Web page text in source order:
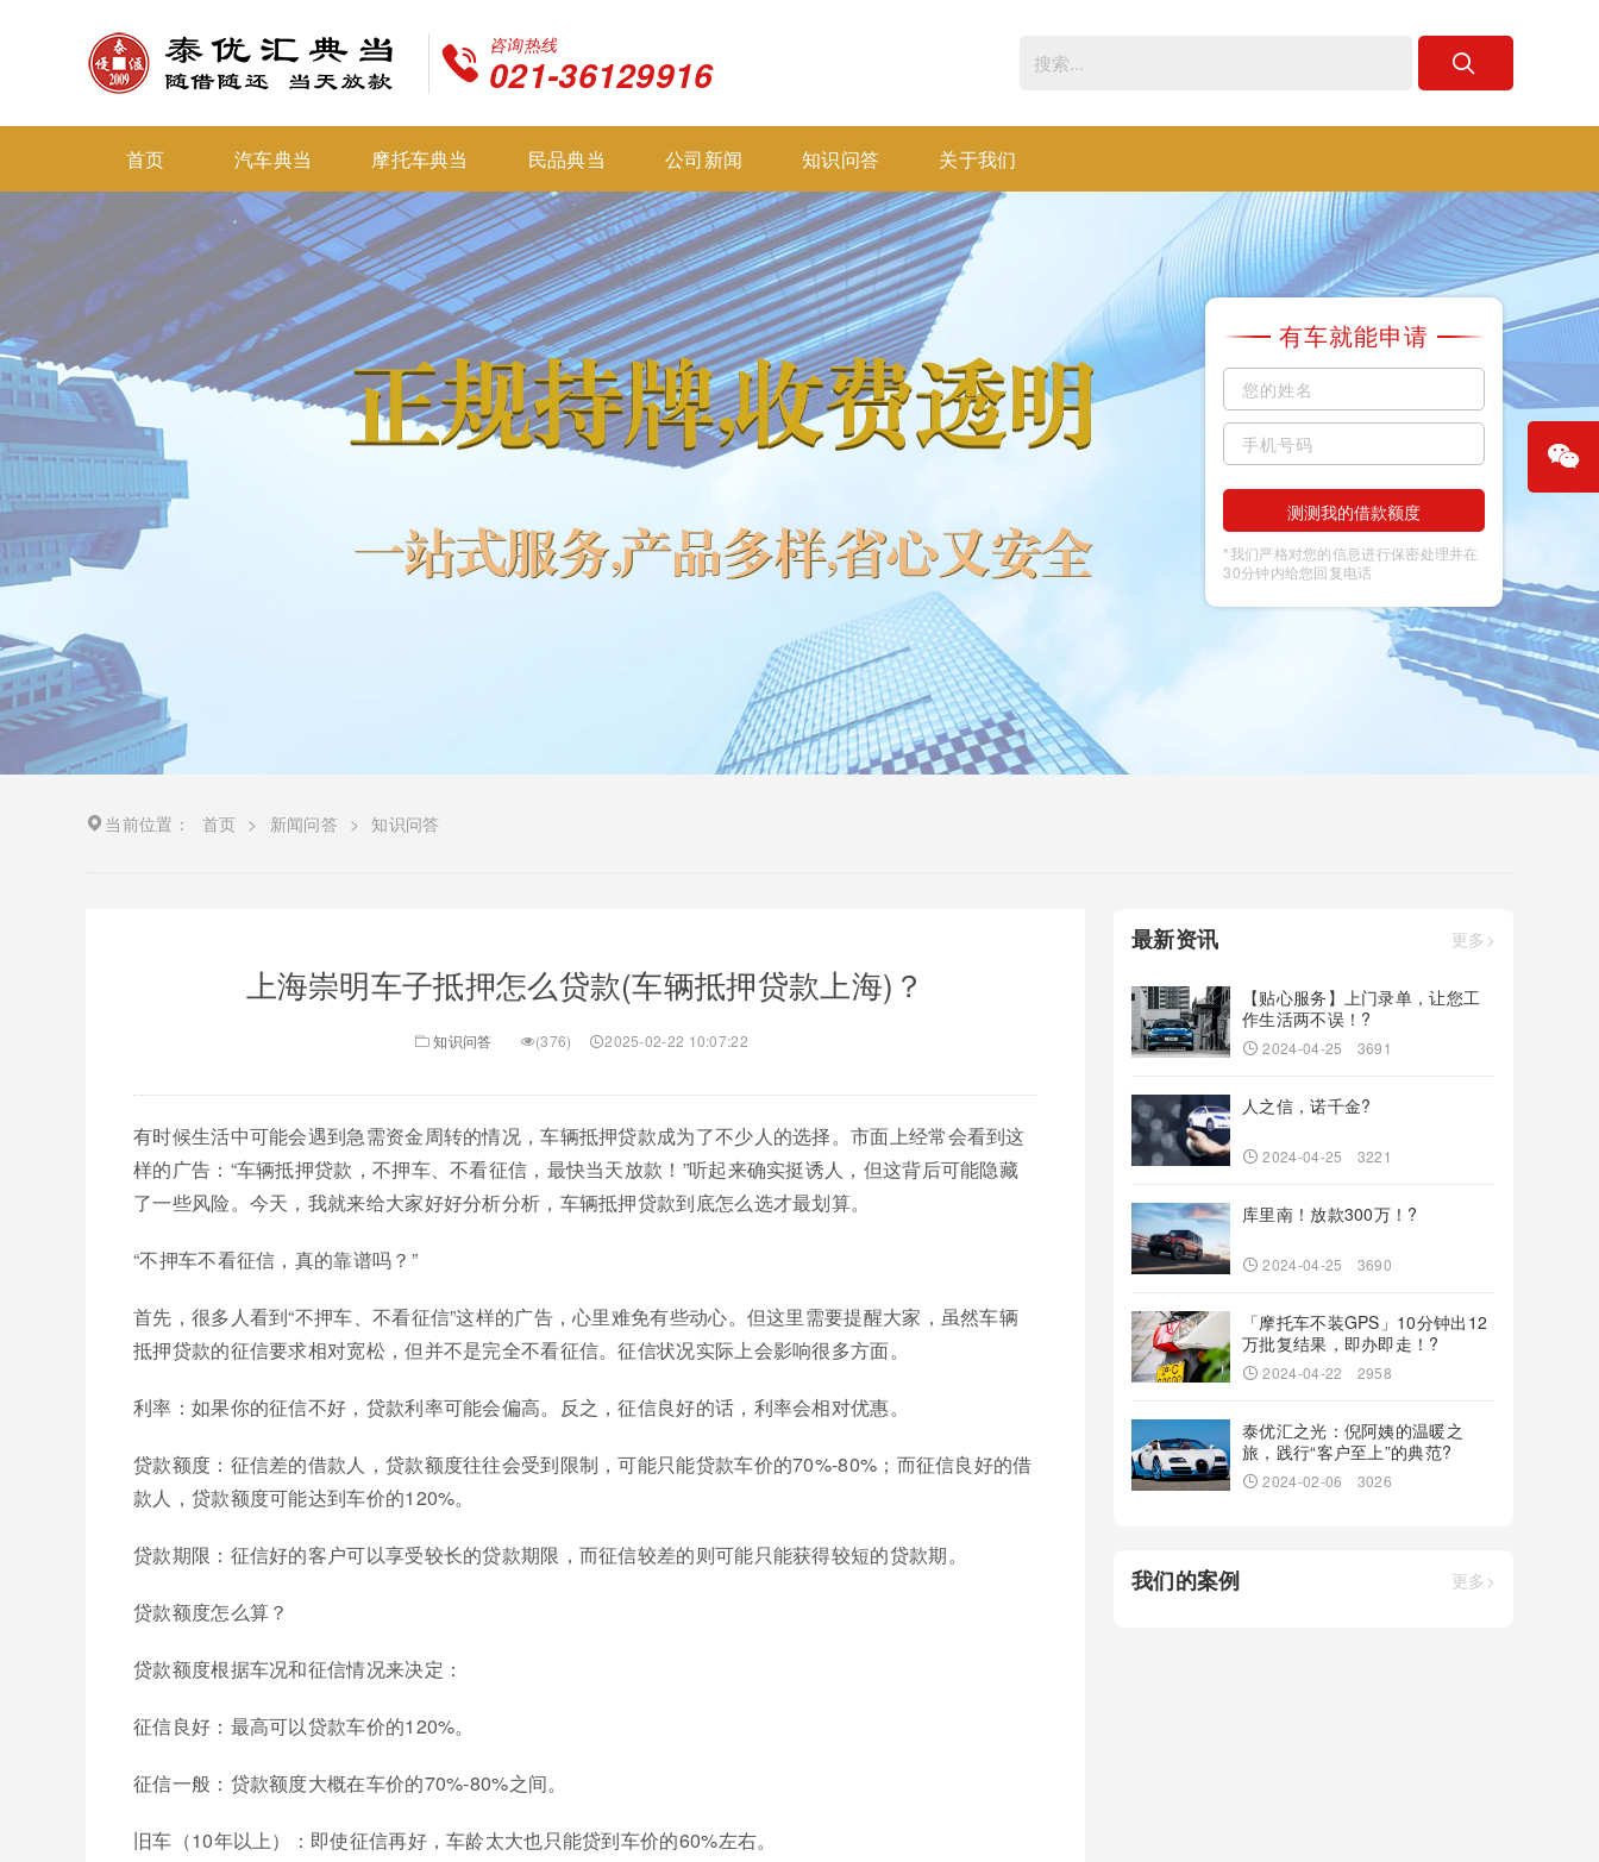
咨询热线
021-36129916
首页 汽车典当 摩托车典当 民品典当 公司新闻 知识问答 关于我们
有车就能申请
测测我的借款额度
*我们严格对您的信息进行保密处理并在
30分钟内给您回复电话
当前位置： 首页 > 新闻问答 > 知识问答
上海崇明车子抵押怎么贷款(车辆抵押贷款上海)？
知识问答 (376) 2025-02-22 10:07:22
有时候生活中可能会遇到急需资金周转的情况，车辆抵押贷款成为了不少人的选择。市面上经常会看到这
样的广告：“车辆抵押贷款，不押车、不看征信，最快当天放款！”听起来确实挺诱人，但这背后可能隐藏
了一些风险。今天，我就来给大家好好分析分析，车辆抵押贷款到底怎么选才最划算。
“不押车不看征信，真的靠谱吗？”
首先，很多人看到“不押车、不看征信”这样的广告，心里难免有些动心。但这里需要提醒大家，虽然车辆
抵押贷款的征信要求相对宽松，但并不是完全不看征信。征信状况实际上会影响很多方面。
利率：如果你的征信不好，贷款利率可能会偏高。反之，征信良好的话，利率会相对优惠。
贷款额度：征信差的借款人，贷款额度往往会受到限制，可能只能贷款车价的70%-80%；而征信良好的借
款人，贷款额度可能达到车价的120%。
贷款期限：征信好的客户可以享受较长的贷款期限，而征信较差的则可能只能获得较短的贷款期。
贷款额度怎么算？
贷款额度根据车况和征信情况来决定：
征信良好：最高可以贷款车价的120%。
征信一般：贷款额度大概在车价的70%-80%之间。
旧车（10年以上）：即使征信再好，车龄太大也只能贷到车价的60%左右。
最新资讯 更多>
【贴心服务】上门录单，让您工
作生活两不误！?
2024-04-25 3691
人之信，诺千金?
2024-04-25 3221
库里南！放款300万！?
2024-04-25 3690
「摩托车不装GPS」10分钟出12
万批复结果，即办即走！?
2024-04-22 2958
泰优汇之光：倪阿姨的温暖之
旅，践行“客户至上”的典范?
2024-02-06 3026
我们的案例 更多>